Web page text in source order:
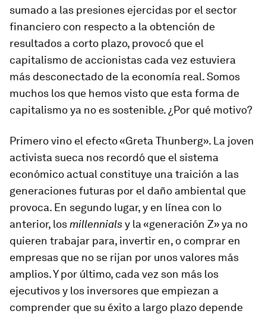
sumado a las presiones ejercidas por el sector
financiero con respecto a la obtención de
resultados a corto plazo, provocó que el
capitalismo de accionistas cada vez estuviera
más desconectado de la economía real. Somos
muchos los que hemos visto que esta forma de
capitalismo ya no es sostenible. ¿Por qué motivo?
Primero vino el efecto «Greta Thunberg». La joven
activista sueca nos recordó que el sistema
económico actual constituye una traición a las
generaciones futuras por el daño ambiental que
provoca. En segundo lugar, y en línea con lo
anterior, los millennialsy la «generación Z» ya no
quieren trabajar para, invertir en, o comprar en
empresas que no se rijan por unos valores más
amplios. Y por último, cada vez son más los
ejecutivos y los inversores que empiezan a
comprender que su éxito a largo plazo depende